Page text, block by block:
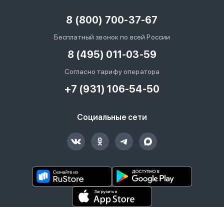
8 (800) 700-37-67
Бесплатный звонок по всей России
8 (495) 011-03-59
Согласно тарифу оператора
+7 (931) 106-54-50
Социальные сети
Войти под другим номером